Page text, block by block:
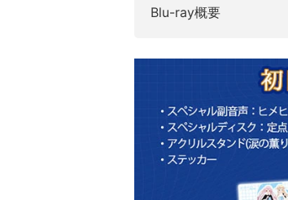
Blu-ray概要